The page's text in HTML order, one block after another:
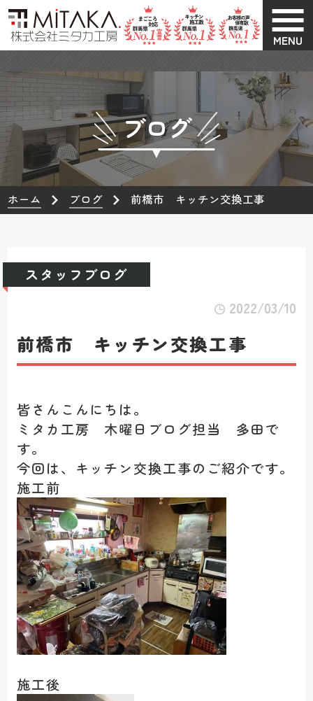
MENU
ブログ
ホーム ブログ 前橋市 キッチン交換工事
スタッフブログ
2022/03/10
前橋市 キッチン交換工事
皆さんこんにちは。
ミタカ工房 木曜日ブログ担当 多田で
す。
今回は、キッチン交換工事のご紹介です。
施工前
施工後